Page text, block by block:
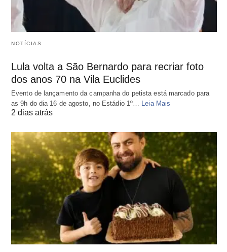
NOTÍCIAS
Lula volta a São Bernardo para recriar foto
dos anos 70 na Vila Euclides
Evento de lançamento da campanha do petista está marcado para
as 9h do dia 16 de agosto, no Estádio 1º…
Leia Mais
2 dias atrás